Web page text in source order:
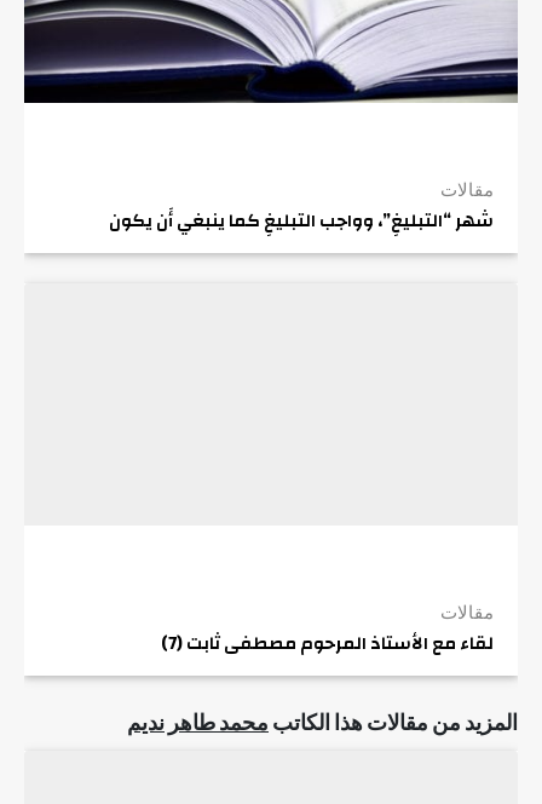
مقالات
شهر “التبليغِ”، وواجب التبليغِ كما ينبغي أَن يكون
مقالات
لقاء مع الأستاذ المرحوم مصطفى ثابت (7)
المزيد من مقالات هذا الكاتب محمد طاهر نديم